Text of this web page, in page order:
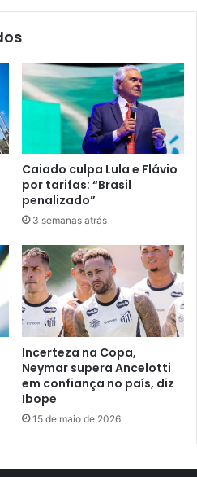
Caiado culpa Lula e Flávio
por tarifas: “Brasil
penalizado”
3 semanas atrás
Incerteza na Copa,
Neymar supera Ancelotti
em confiança no país, diz
Ibope
15 de maio de 2026